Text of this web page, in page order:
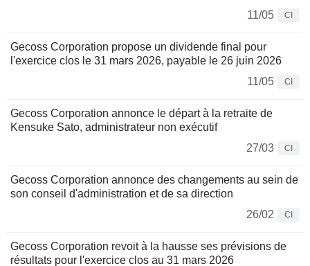
11/05
CI
Gecoss Corporation propose un dividende final pour
l'exercice clos le 31 mars 2026, payable le 26 juin 2026
11/05
CI
Gecoss Corporation annonce le départ à la retraite de
Kensuke Sato, administrateur non exécutif
27/03
CI
Gecoss Corporation annonce des changements au sein de
son conseil d'administration et de sa direction
26/02
CI
Gecoss Corporation revoit à la hausse ses prévisions de
résultats pour l'exercice clos au 31 mars 2026